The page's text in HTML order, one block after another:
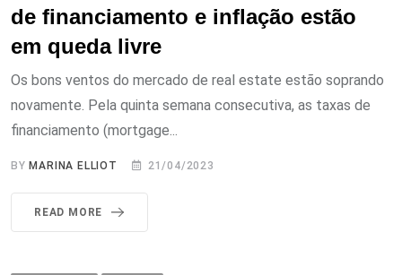
de financiamento e inflação estão
em queda livre
Os bons ventos do mercado de real estate estão soprando
novamente. Pela quinta semana consecutiva, as taxas de
financiamento (mortgage...
BYMARINA ELLIOT 21/04/2023
READ MORE